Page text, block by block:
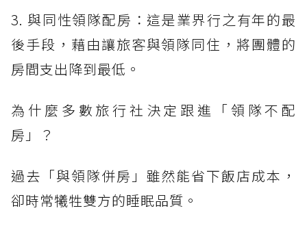
3. 與同性領隊配房：這是業界行之有年的最
後手段，藉由讓旅客與領隊同住，將團體的
房間支出降到最低。
為什麼多數旅行社決定跟進「領隊不配
房」？
過去「與領隊併房」雖然能省下飯店成本，
卻時常犧牲雙方的睡眠品質。